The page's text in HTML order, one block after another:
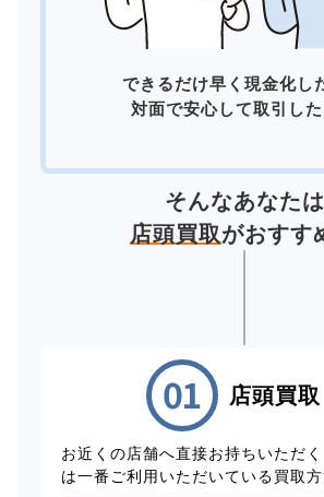
できるだけ早く現金化し
対面で安心して取引した
そんなあなたは
店頭買取がおすす
店頭買取
お近くの店舗へ直接お持ちいただく
は一番ご利用いただいている買取方